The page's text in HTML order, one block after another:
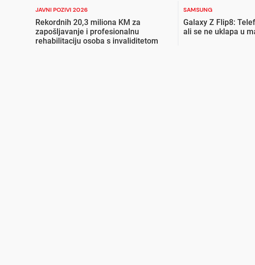
JAVNI POZIVI 2026
Rekordnih 20,3 miliona KM za
zapošljavanje i profesionalnu
rehabilitaciju osoba s invaliditetom
SAMSUNG
Galaxy Z Flip8:
ali se ne uklapa u